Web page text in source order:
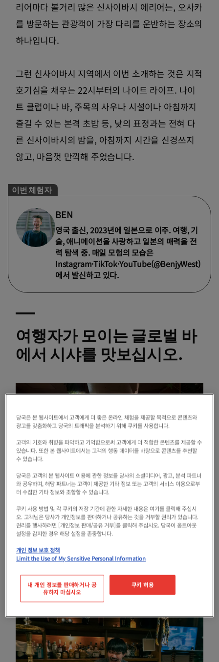
리어마다 볼거리 많은 신사이바시 에리어는, 오사카
를 방문하는 관광객이 가장 다리를 운반하는 장소의
하나입니다.
그런 신사이바시 지역에서 이번 소개하는 것은 지적
호기심을 채우는 22시부터의 나이트 라이프. 나이
트 클럽이나 바, 주목의 사우나 시설이나 아침까지
즐길 수 있는 본격 초밥 등, 낮의 표정과는 전혀 다
른 신사이바시의 밤을, 아침까지 시간을 신경쓰지
않고, 마음껏 만끽해 주었습니다.
이번 체험자
BEN
영국 출신, 2023년에 일본으로 이주. 여행, 기
술, 애니메이션을 사랑하고 일본의 매력을 전
력 탐색 중. 매일 모험의 모습은
Instagram·TikTok·YouTube(@BenjyWest)
에서 발신하고 있다.
여행자가 모이는 글로벌 바
에서 시샤를 맛보십시오.
히가시 신사이바시는 오사카를 대표하는 번화가로
서, 많은 레저 빌딩이 임립하고 있습니다. 바, 스낵,
라운지 등 밤늦게까지 영업하는 점포가 많아, 나이
트 클럽에 놀러 가기 전에 들러 술을 즐기는 것도 추
천합니다.
당국은 본 웹사이트에서 고객에게 더 좋은 온라인 체험을 제공할 목적으로 콘텐츠와
광고를 맞춤화하고 당국의 트래픽을 분석하기 위해 쿠키를 사용합니다.
고객의 기호와 취향을 파악하고 기억함으로써 고객에게 더 적합한 콘텐츠를 제공할 수
있습니다. 또한 본 웹사이트에서는 고객의 행동 데이터를 바탕으로 콘텐츠를 추천할
수 있습니다.
당국은 고객의 본 웹사이트 이용에 관한 정보를 당사의 소셜미디어, 광고, 분석 파트너
와 공유하며, 해당 파트너는 고객이 제공한 기타 정보 또는 고객의 서비스 이용으로부
터 수집한 기타 정보와 조합할 수 있습니다.
쿠키 사용 방법 및 각 쿠키의 저장 기간에 관한 자세한 내용은 여기를 클릭해 주십시
오. 고객님은 당사가 개인정보를 판매하거나 공유하는 것을 거부할 권리가 있습니다.
권리를 행사하려면 [개인정보 판매/공유 거부]를 클릭해 주십시오. 당국이 옵트아웃
설정을 감지한 경우 해당 설정을 존중합니다.
개인 정보 보호 정책
Limit the Use of My Sensitive Personal Information
내 개인 정보를 판매하거나 공
유하지 마십시오
쿠키 허용